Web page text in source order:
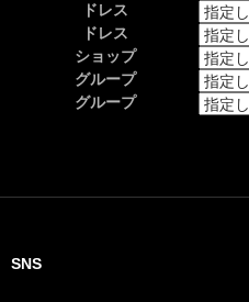
ドレス
ドレス
ショップ
グループ
グループ
SNS